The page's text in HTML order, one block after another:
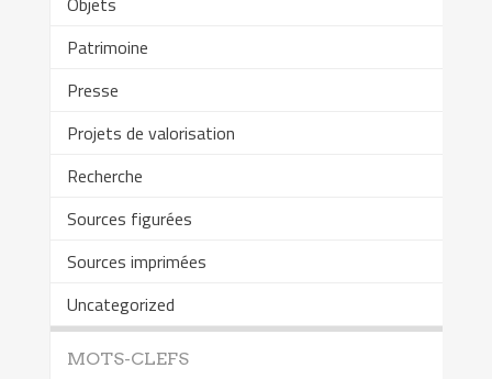
Patrimoine
Presse
Projets de valorisation
Recherche
Sources figurées
Sources imprimées
Uncategorized
MOTS-CLEFS